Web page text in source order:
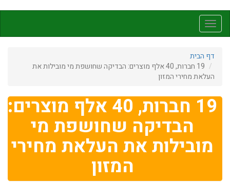
לתוכן
העיקריToggle
navigation
דף הבית
19 חברות, 40 אלף מוצרים: הבדיקה שחושפת מי מובילות את
העלאת מחירי המזון
19 חברות, 40 אלף מוצרים:
הבדיקה שחושפת מי
מובילות את העלאת מחירי
המזון